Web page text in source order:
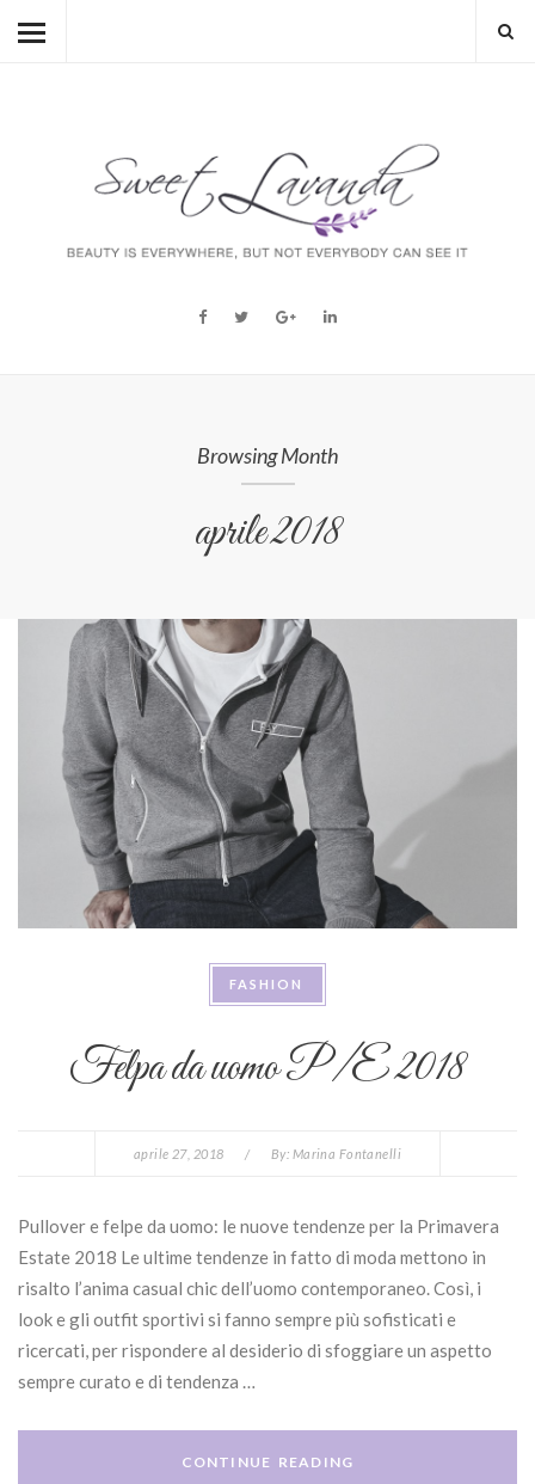
HOME
Browsing Month
aprile 2018
FASHION
Felpa da uomo P/E 2018
aprile 27, 2018 / By: Marina Fontanelli
Pullover e felpe da uomo: le nuove tendenze per la Primavera
Estate 2018 Le ultime tendenze in fatto di moda mettono in
risalto l’anima casual chic dell’uomo contemporaneo. Così, i
look e gli outfit sportivi si fanno sempre più sofisticati e
ricercati, per rispondere al desiderio di sfoggiare un aspetto
sempre curato e di tendenza …
CONTINUE READING